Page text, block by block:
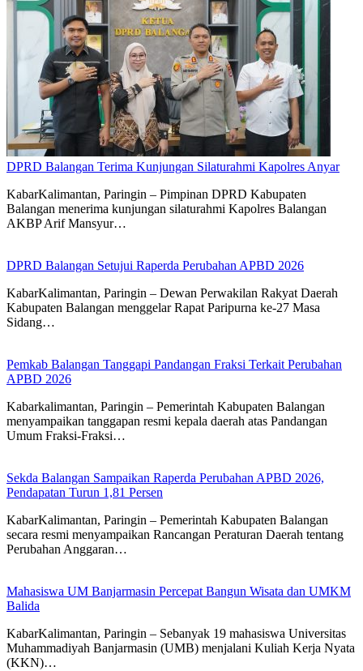
DPRD Balangan Terima Kunjungan Silaturahmi Kapolres Anyar
KabarKalimantan, Paringin – Pimpinan DPRD Kabupaten
Balangan menerima kunjungan silaturahmi Kapolres Balangan
AKBP Arif Mansyur…
DPRD Balangan Setujui Raperda Perubahan APBD 2026
KabarKalimantan, Paringin – Dewan Perwakilan Rakyat Daerah
Kabupaten Balangan menggelar Rapat Paripurna ke-27 Masa
Sidang…
Pemkab Balangan Tanggapi Pandangan Fraksi Terkait Perubahan
APBD 2026
Kabarkalimantan, Paringin – Pemerintah Kabupaten Balangan
menyampaikan tanggapan resmi kepala daerah atas Pandangan
Umum Fraksi-Fraksi…
Sekda Balangan Sampaikan Raperda Perubahan APBD 2026,
Pendapatan Turun 1,81 Persen
KabarKalimantan, Paringin – Pemerintah Kabupaten Balangan
secara resmi menyampaikan Rancangan Peraturan Daerah tentang
Perubahan Anggaran…
Mahasiswa UM Banjarmasin Percepat Bangun Wisata dan UMKM
Balida
KabarKalimantan, Paringin – Sebanyak 19 mahasiswa Universitas
Muhammadiyah Banjarmasin (UMB) menjalani Kuliah Kerja Nyata
(KKN)…